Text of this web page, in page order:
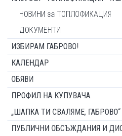
НОВИНИ за ТОПЛОФИКАЦИЯ
ДОКУМЕНТИ
ИЗБИРАМ ГАБРОВО!
КАЛЕНДАР
ОБЯВИ
ПРОФИЛ НА КУПУВАЧА
„ШАПКА ТИ СВАЛЯМЕ, ГАБРОВО“
ПУБЛИЧНИ ОБСЪЖДАНИЯ И